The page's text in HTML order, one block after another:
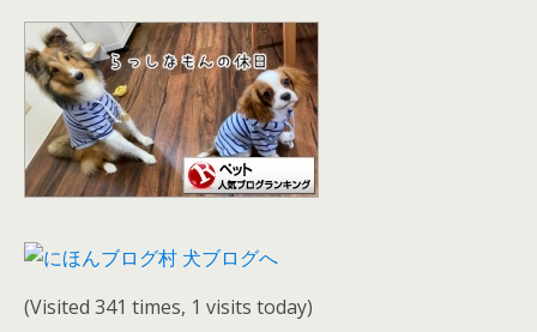
(Visited 341 times, 1 visits today)